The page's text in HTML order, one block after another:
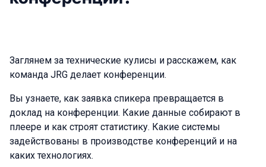
Заглянем за технические кулисы и расскажем, как
команда JRG делает конференции.
Вы узнаете, как заявка спикера превращается в
доклад на конференции. Какие данные собирают в
плеере и как строят статистику. Какие системы
задействованы в производстве конференций и на
каких технологиях.